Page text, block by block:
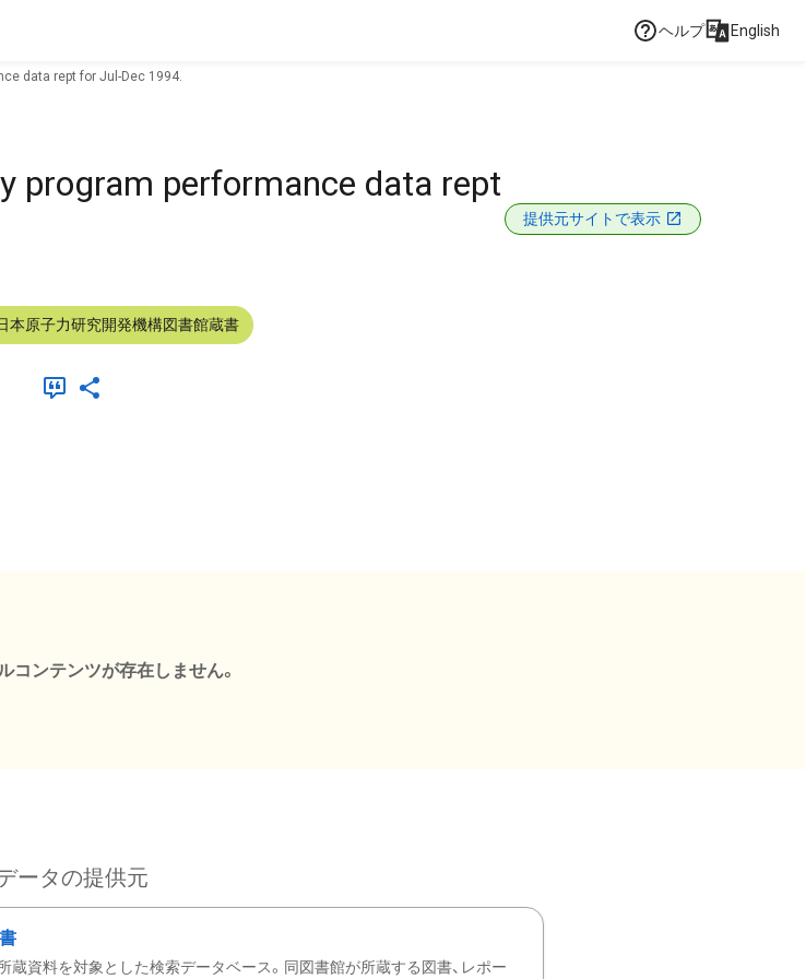
ヘルプ English
data rept for Jul-Dec 1994.
program performance data rept
提供元サイトで表示
本原子力研究開発機構図書館蔵書
コンテンツが存在しません。
ータの提供元
蔵資料を対象とした検索データベース。同図書館が所蔵する図書、レポー